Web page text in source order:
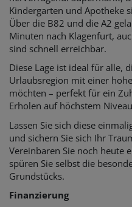
Kindergarten und Apotheke
Über die B82 und die A2
Minuten nach Klagenfurt,
sind schnell erreichbar.
Diese Lage ist ideal für alle,
Urlaubsregion mit einer
möchten – perfekt für ein
Erholen auf höchstem
Lassen Sie sich diese
und sichern Sie sich Ihr
Vereinbaren Sie noch heute
spüren Sie selbst die
Grundstücks.
Finanzierung